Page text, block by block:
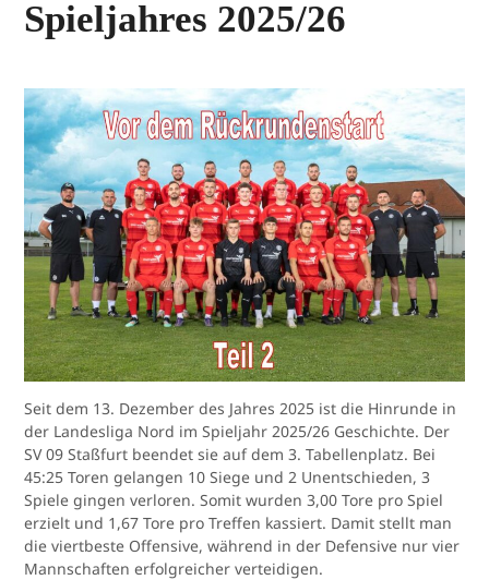
Spieljahres 2025/26
Seit dem 13. Dezember des Jahres 2025 ist die Hinrunde in
der Landesliga Nord im Spieljahr 2025/26 Geschichte. Der
SV 09 Staßfurt beendet sie auf dem 3. Tabellenplatz. Bei
45:25 Toren gelangen 10 Siege und 2 Unentschieden, 3
Spiele gingen verloren. Somit wurden 3,00 Tore pro Spiel
erzielt und 1,67 Tore pro Treffen kassiert. Damit stellt man
die viertbeste Offensive, während in der Defensive nur vier
Mannschaften erfolgreicher verteidigen.